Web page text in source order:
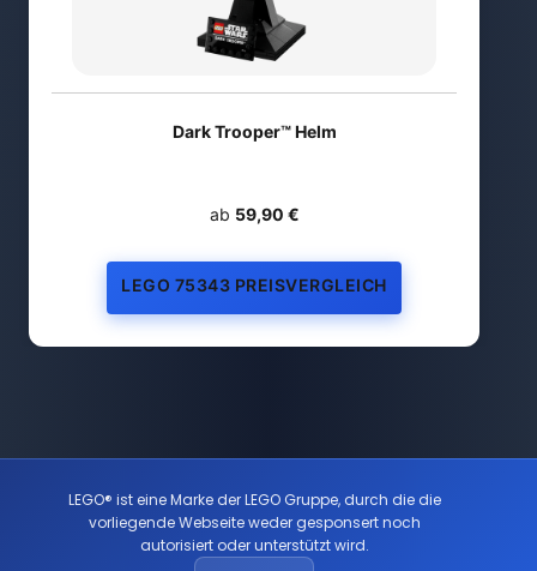
Dark Trooper™ Helm
ab 59,90 €
LEGO 75343 PREISVERGLEICH
LEGO® ist eine Marke der LEGO Gruppe, durch die die
vorliegende Webseite weder gesponsert noch
autorisiert oder unterstützt wird.